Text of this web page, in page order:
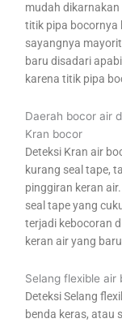
mudah
titik pipa bocornya
sayangnya
baru disadari
karena titik pipa
Daerah bocor air
Kran bocor
Deteksi Kran air
kurang seal tape,
pinggiran keran
seal tape yang
terjadi kebocoran
keran air yang
Selang flexible air
Deteksi Selang
benda keras, atau